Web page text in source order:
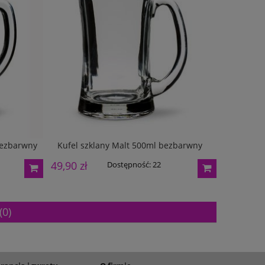
165,00 zł Dostępność: 205,00 zł
Kufel szklany Malt 500ml bezbarwny
49,90 zł Dostępność:22